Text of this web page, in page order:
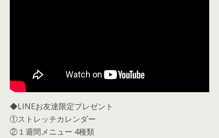
◆LINEお友達限定プレゼント
①ストレッチカレンダー
②１週間メニュー 4種類